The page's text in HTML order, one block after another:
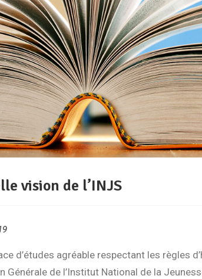
vision de l’INJS
d’études agréable respectant les règles
Générale de l’Institut National de la